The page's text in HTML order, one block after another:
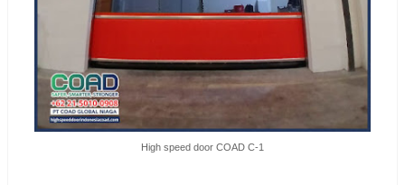
High speed door COAD C-1